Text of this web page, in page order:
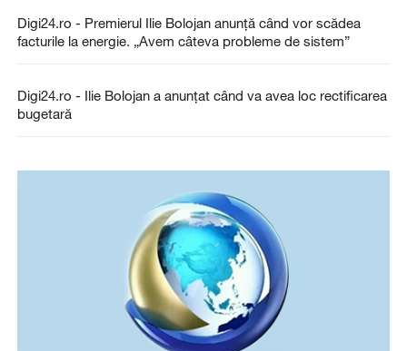
Digi24.ro - Premierul Ilie Bolojan anunță când vor scădea
facturile la energie. „Avem câteva probleme de sistem”
Digi24.ro - Ilie Bolojan a anunțat când va avea loc rectificarea
bugetară